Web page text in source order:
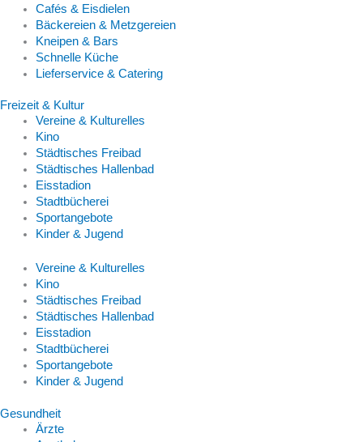
Cafés & Eisdielen
Bäckereien & Metzgereien
Kneipen & Bars
Schnelle Küche
Lieferservice & Catering
Freizeit & Kultur
Vereine & Kulturelles
Kino
Städtisches Freibad
Städtisches Hallenbad
Eisstadion
Stadtbücherei
Sportangebote
Kinder & Jugend
Vereine & Kulturelles
Kino
Städtisches Freibad
Städtisches Hallenbad
Eisstadion
Stadtbücherei
Sportangebote
Kinder & Jugend
Gesundheit
Ärzte